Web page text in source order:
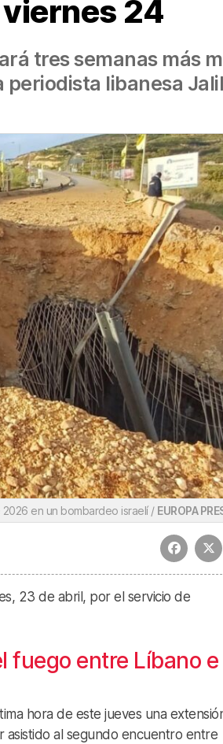
24
tres semanas más
periodista libanesa Jalil
2026 en un bombardeo israelí / EUROPA
23 de abril, por el servicio de
fuego entre Líbano e
hora de este jueves una
al segundo encuentro entre